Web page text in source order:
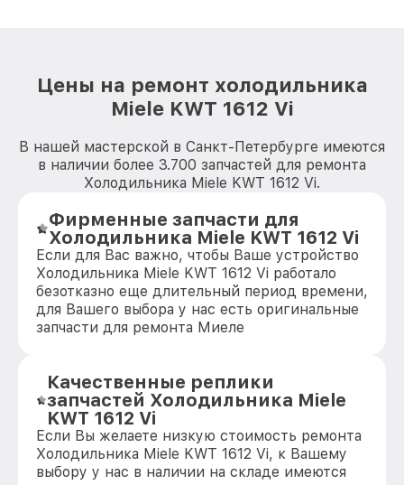
Цены на ремонт холодильника
Miele KWT 1612 Vi
В нашей мастерской в Санкт-Петербурге имеются
в наличии более 3.700 запчастей для ремонта
Холодильника Miele KWT 1612 Vi.
Фирменные запчасти для
Холодильника Miele KWT 1612 Vi
Если для Вас важно, чтобы Ваше устройство
Холодильника Miele KWT 1612 Vi работало
безотказно еще длительный период времени,
для Вашего выбора у нас есть оригинальные
запчасти для ремонта Миеле
Качественные реплики
запчастей Холодильника Miele
KWT 1612 Vi
Если Вы желаете низкую стоимость ремонта
Холодильника Miele KWT 1612 Vi, к Вашему
выбору у нас в наличии на складе имеются